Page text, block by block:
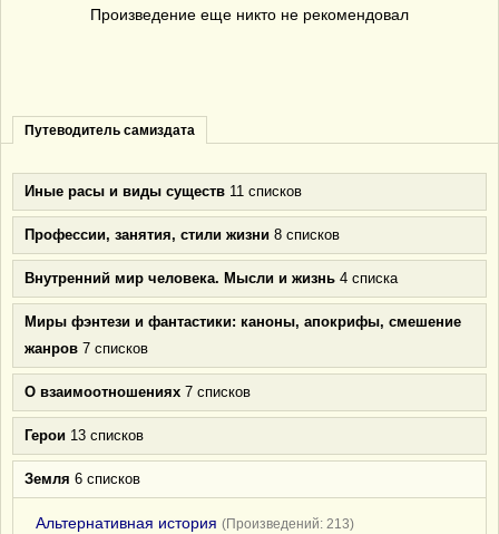
Произведение еще никто не рекомендовал
Путеводитель самиздата
Иные расы и виды существ 11 списков
Профессии, занятия, стили жизни 8 списков
Внутренний мир человека. Мысли и жизнь 4 списка
Миры фэнтези и фантастики: каноны, апокрифы, смешение
жанров 7 списков
О взаимоотношениях 7 списков
Герои 13 списков
Земля 6 списков
Альтернативная история (Произведений: 213)